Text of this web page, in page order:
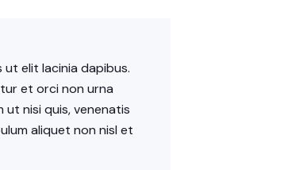
elit lacinia dapibus.
et orci non urna
ut nisi quis, venenatis
aliquet non nisl et